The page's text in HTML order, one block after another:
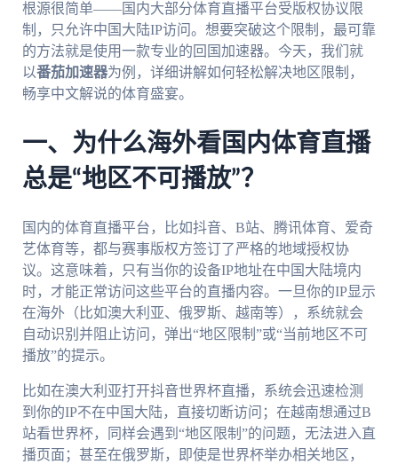
根源很简单——国内大部分体育直播平台受版权协议限
制，只允许中国大陆IP访问。想要突破这个限制，最可靠
的方法就是使用一款专业的回国加速器。今天，我们就
以番茄加速器为例，详细讲解如何轻松解决地区限制，
畅享中文解说的体育盛宴。
一、为什么海外看国内体育直播
总是“地区不可播放”？
国内的体育直播平台，比如抖音、B站、腾讯体育、爱奇
艺体育等，都与赛事版权方签订了严格的地域授权协
议。这意味着，只有当你的设备IP地址在中国大陆境内
时，才能正常访问这些平台的直播内容。一旦你的IP显示
在海外（比如澳大利亚、俄罗斯、越南等），系统就会
自动识别并阻止访问，弹出“地区限制”或“当前地区不可
播放”的提示。
比如在澳大利亚打开抖音世界杯直播，系统会迅速检测
到你的IP不在中国大陆，直接切断访问；在越南想通过B
站看世界杯，同样会遇到“地区限制”的问题，无法进入直
播页面；甚至在俄罗斯，即使是世界杯举办相关地区，